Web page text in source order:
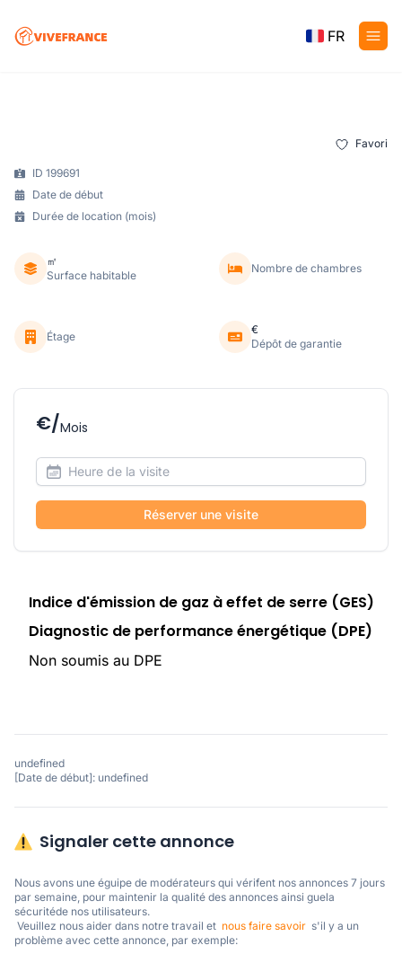
FR
Favori
ID 199691
Date de début
Durée de location (mois)
㎡
Surface habitable
Nombre de chambres
Étage
€
Dépôt de garantie
€/Mois
Réserver une visite
Indice d'émission de gaz à effet de serre (GES)
Diagnostic de performance énergétique (DPE)
Non soumis au DPE
undefined
[Date de début]: undefined
Signaler cette annonce
Nous avons une éguipe de modérateurs qui vérifent nos annonces 7 jours
par semaine, pour maintenir la qualité des annonces ainsi guela
sécuritéde nos utilisateurs.
Veuillez nous aider dans notre travail et nous faire savoir
  s'il y a un
problème avec cette annonce, par exemple: